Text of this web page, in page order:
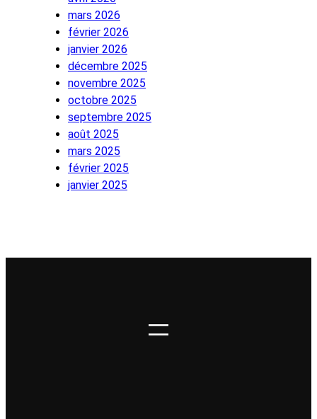
mars 2026
février 2026
janvier 2026
décembre 2025
novembre 2025
octobre 2025
septembre 2025
août 2025
mars 2025
février 2025
janvier 2025